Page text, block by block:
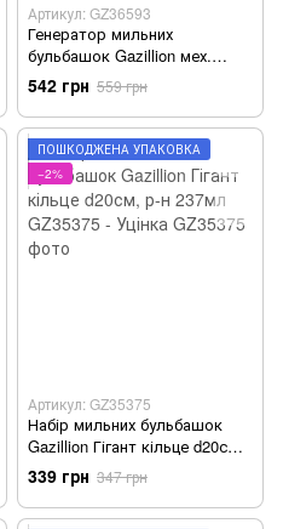
Артикул: GZ36593
Генератор мильних
бульбашок Gazillion мех.
пропелер з пуск.пристр-м, в
н-рі р-н 118мл GZ36593 -
Уцінка
542 грн 559 грн
ПОШКОДЖЕНА УПАКОВКА
−2%
Артикул: GZ35375
Набір мильних бульбашок
Gazillion Гігант кільце d20см,
р-н 237мл GZ35375 - Уцінка
339 грн 347 грн